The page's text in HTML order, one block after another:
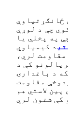
ځانګړتیاوې
چې د لوړې
په پخلي یا
د کیمیاوي
لري،
کې د
د باغدارۍ
مقاومت
لاستي هم